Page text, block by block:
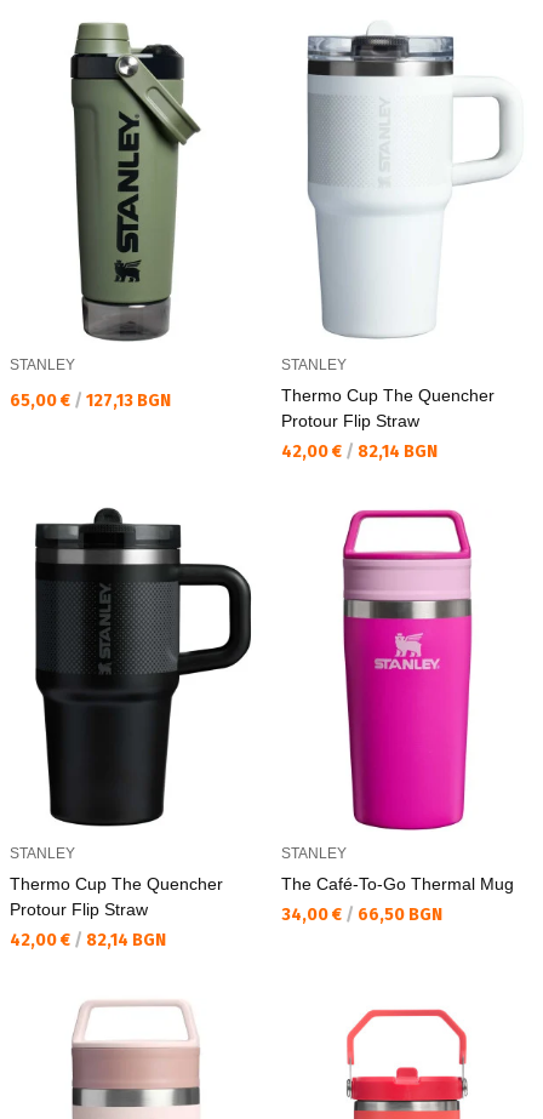
STANLEY
Текуща цена:
65,00 € / 127,13 BGN
STANLEY
Thermo Cup The Quencher
Protour Flip Straw
Текуща цена:
42,00 € / 82,14 BGN
STANLEY
Thermo Cup The Quencher
Protour Flip Straw
Текуща цена:
42,00 € / 82,14 BGN
STANLEY
The Café-To-Go Thermal Mug
Текуща цена:
34,00 € / 66,50 BGN